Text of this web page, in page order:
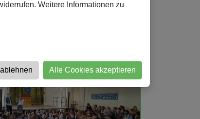
Weitere Informationen zu
Alle Cookies akzeptieren